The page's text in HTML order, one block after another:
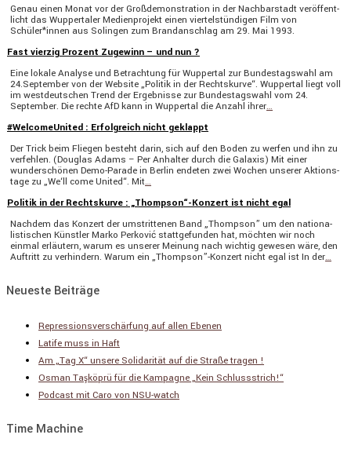
Genau einen Monat vor der Großde­mons­tra­tion in der Nachbar­stadt veröf­fent­
licht das Wupper­taler Medien­pro­jekt einen viertel­stün­digen Film von
Schüler*innen aus Solingen zum Brand­an­schlag am 29. Mai 1993.
Fast vierzig Prozent Zugewinn – und nun ?
Eine lokale Analyse und Betrach­tung für Wuppertal zur Bundes­tags­wahl am
24.September von der Website „Politik in der Rechts­kurve“. Wuppertal liegt voll
im westdeut­schen Trend der Ergeb­nisse zur Bundes­tags­wahl vom 24.
September. Die rechte AfD kann in Wuppertal die Anzahl ihrer…
#WelcomeUnited : Erfolgreich nicht geklappt
Der Trick beim Fliegen besteht darin, sich auf den Boden zu werfen und ihn zu
verfehlen. (Douglas Adams – Per Anhalter durch die Galaxis) Mit einer
wunder­schönen Demo-Parade in Berlin endeten zwei Wochen unserer Aktions­
tage zu „We‘ll come United“. Mit…
Politik in der Rechtskurve : „Thompson“-Konzert ist nicht egal
Nachdem das Konzert der umstrit­tenen Band „Thompson” um den natio­na­
lis­ti­schen Künstler Marko Perković statt­ge­funden hat, möchten wir noch
einmal erläu­tern, warum es unserer Meinung nach wichtig gewesen wäre, den
Auftritt zu verhin­dern. Warum ein „Thompson”-Konzert nicht egal ist In der…
Neueste Beiträge
Repressionsverschärfung auf allen Ebenen
Latife muss in Haft
Am „Tag X“ unsere Solidarität auf die Straße tragen !
Osman Taşköprü für die Kampagne „Kein Schlussstrich!“
Podcast mit Caro von NSU-watch
Time Machine